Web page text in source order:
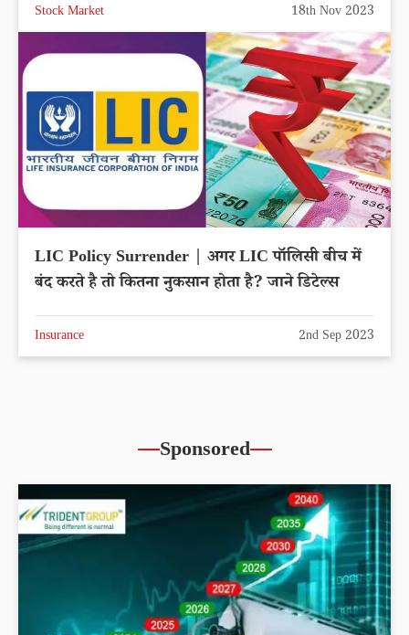
Stock Market 18th Nov 2023
LIC Policy Surrender | अगर LIC पॉलिसी बीच में
बंद करते है तो कितना नुकसान होता है? जाने डिटेल्स
Insurance 2nd Sep 2023
Sponsored